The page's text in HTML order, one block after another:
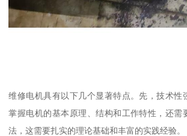
维修电机具有以下几个显著特点。先，技术性
掌握电机的基本原理、结构和工作特性，还需
法，这需要扎实的理论基础和丰富的实践经验。